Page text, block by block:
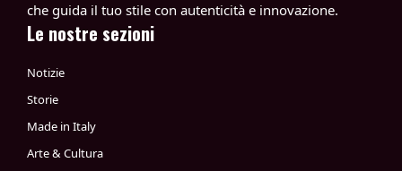
che guida il tuo stile con autenticità e innovazione.
Le nostre sezioni
Notizie
Storie
Made in Italy
Arte & Cultura